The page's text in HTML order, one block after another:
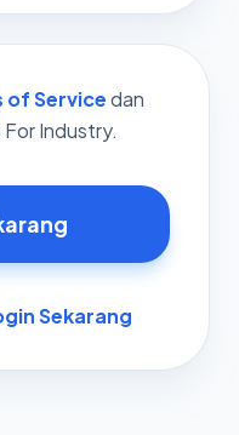
of Servicedan
Industry.
Sekarang